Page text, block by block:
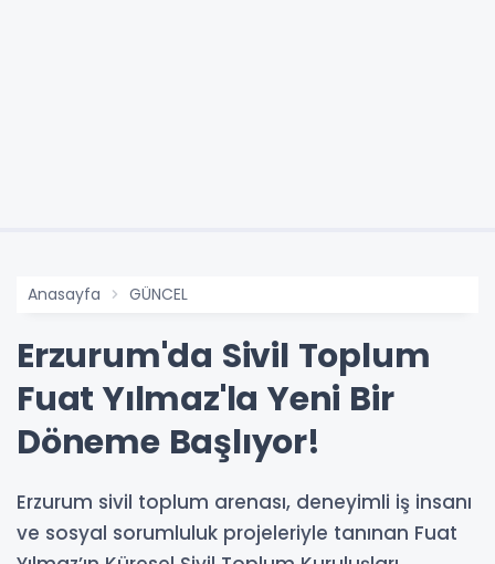
Anasayfa GÜNCEL
Erzurum'da Sivil Toplum
Fuat Yılmaz'la Yeni Bir
Döneme Başlıyor!
Erzurum sivil toplum arenası, deneyimli iş insanı
ve sosyal sorumluluk projeleriyle tanınan Fuat